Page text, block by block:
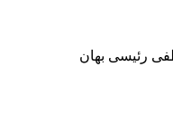
رئیسی بهان